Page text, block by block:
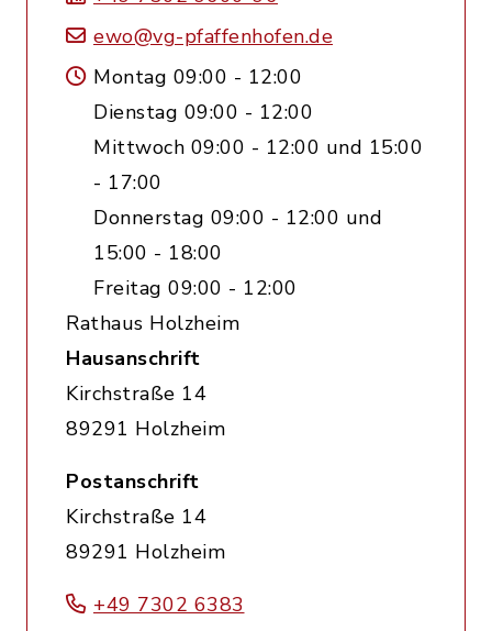
ewo@vg-pfaffenhofen.de
Montag 09:00 - 12:00
Dienstag 09:00 - 12:00
Mittwoch 09:00 - 12:00 und 15:00
- 17:00
Donnerstag 09:00 - 12:00 und
15:00 - 18:00
Freitag 09:00 - 12:00
Rathaus Holzheim
Hausanschrift
Kirchstraße 14
89291 Holzheim
Postanschrift
Kirchstraße 14
89291 Holzheim
+49 7302 6383